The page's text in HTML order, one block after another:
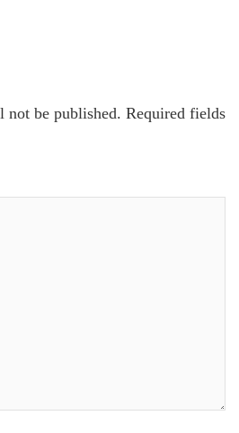
not be published. Required fields